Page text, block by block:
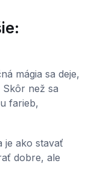
mágia sa deje,
Skôr než sa
farieb,
je ako stavať
dobre, ale